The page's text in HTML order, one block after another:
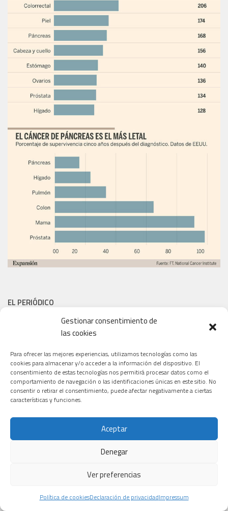
Gestionar consentimiento de
las cookies
Para ofrecer las mejores experiencias, utilizamos tecnologías como las
cookies para almacenar y/o acceder a la información del dispositivo. El
consentimiento de estas tecnologías nos permitirá procesar datos como el
comportamiento de navegación o las identificaciones únicas en este sitio. No
consentir o retirar el consentimiento, puede afectar negativamente a ciertas
características y funciones.
Aceptar
Denegar
Ver preferencias
Política de cookiesDeclaración de privacidadImpressum
EL PERIÓDICO